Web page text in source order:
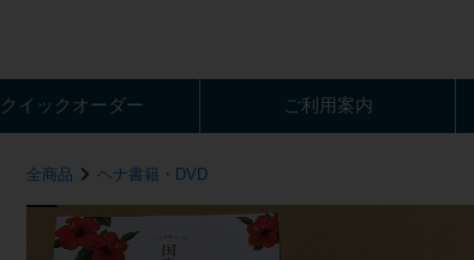
クイック オーダー ご利用案内
全商品 ヘナ書籍・DVD